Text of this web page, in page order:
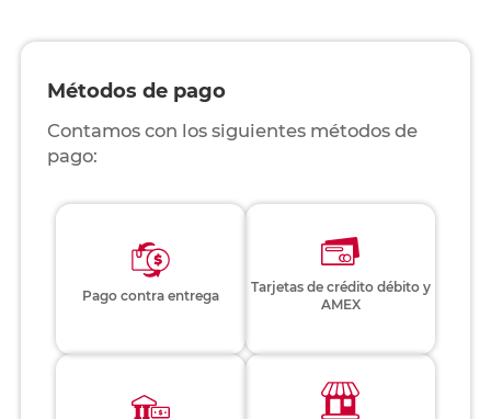
Métodos de pago
Contamos con los siguientes métodos de
pago:
Pago contra entrega
Tarjetas de crédito débito y
AMEX